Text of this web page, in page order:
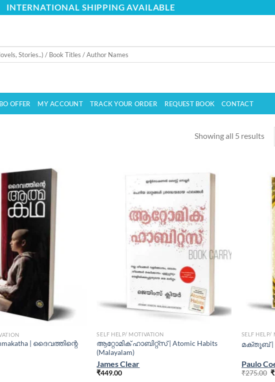
INTERNATIONAL SHIPPING AVAILABLE
OFFER MY ACCOUNT TRACK YOUR ORDER REQUEST BOOK CONTACT
Showing all 5 results
| ദൈവത്തിന്റെ
SELF HELP/ MOTIVATION
ആറ്റോമിക് ഹാബിറ്റ്‌സ് | Atomic Habits
(Malayalam)
James Clear
₹449.00
SELF HELP/
മക്തൂബ് |
Paulo
₹275.00 ₹